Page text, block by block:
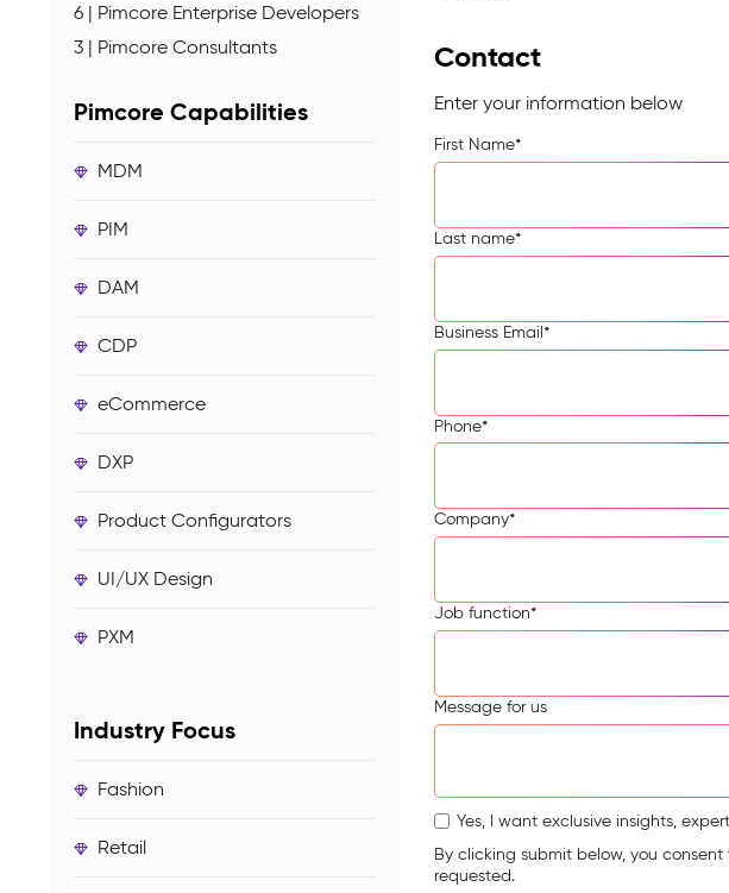
6 | Pimcore Enterprise Developers
3 | Pimcore Consultants
Pimcore Capabilities
MDM
PIM
DAM
CDP
eCommerce
DXP
Product Configurators
UI/UX Design
PXM
Industry Focus
Fashion
Retail
Contact
Enter your information below
First Name*
Last name*
Business Email*
Phone*
Company*
Job function*
Message for us
Yes, I want exclusive insights,
By clicking submit below, you
requested.